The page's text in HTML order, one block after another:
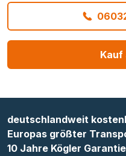
Kauf
deutschlandweit
Europas größter
10 Jahre Kögler Garantie